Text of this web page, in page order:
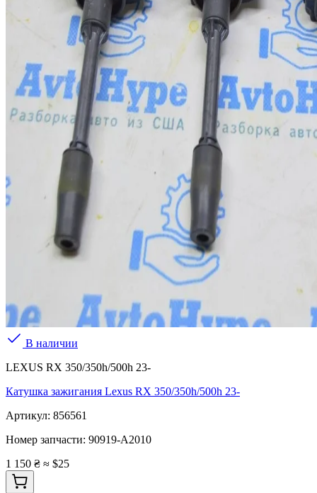
В наличии
LEXUS RX 350/350h/500h 23-
Катушка зажигания Lexus RX 350/350h/500h 23-
Артикул: 856561
Номер запчасти: 90919-A2010
1 150 ₴ ≈ $25